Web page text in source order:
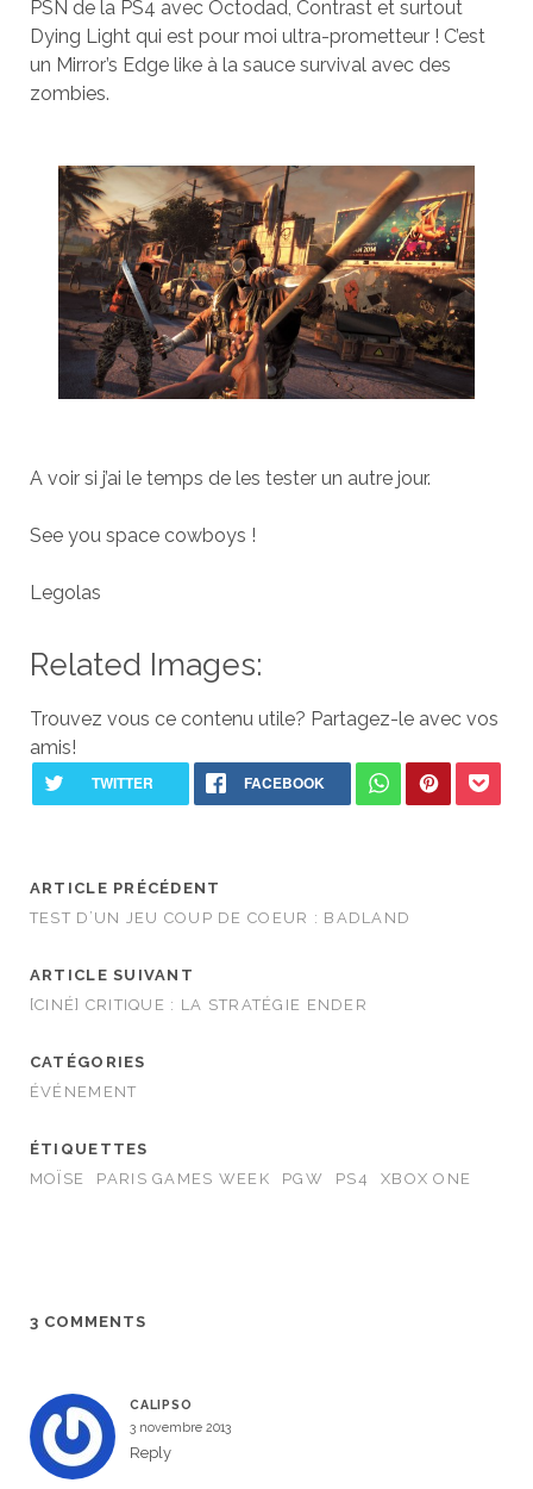
PSN de la PS4 avec Octodad, Contrast et surtout
Dying Light qui est pour moi ultra-prometteur ! C’est
un Mirror’s Edge like à la sauce survival avec des
zombies.
A voir si j’ai le temps de les tester un autre jour.
See you space cowboys !
Legolas
Related Images:
Trouvez vous ce contenu utile? Partagez-le avec vos
amis!
ARTICLE PRÉCÉDENT
TEST D’UN JEU COUP DE COEUR : BADLAND
ARTICLE SUIVANT
[CINÉ] CRITIQUE : LA STRATÉGIE ENDER
CATÉGORIES
ÉVÉNEMENT
ÉTIQUETTES
MOÏSE
PARIS GAMES WEEK PGW PS4 XBOX ONE
3 COMMENTS
CALIPSO
3 novembre 2013
Reply